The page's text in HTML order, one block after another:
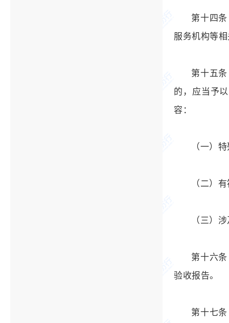
第十四
服务机构等
第十五
的，应当予
容：
（一）
（二）
（三）
第十六
验收报告。
第十七